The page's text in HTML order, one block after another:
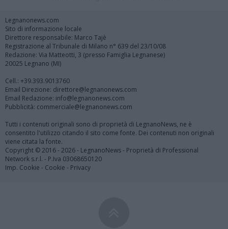
Legnanonews.com
Sito di informazione locale
Direttore responsabile: Marco Tajè
Registrazione al Tribunale di Milano n° 639 del 23/10/08
Redazione: Via Matteotti, 3 (presso Famiglia Legnanese)
20025 Legnano (MI)
Cell.: +39.393.9013760
Email Direzione: direttore@legnanonews.com
Email Redazione: info@legnanonews.com
Pubblicità: commerciale@legnanonews.com
Tutti i contenuti originali sono di proprietà di LegnanoNews, ne è
consentito l'utilizzo citando il sito come fonte. Dei contenuti non originali
viene citata la fonte.
Copyright © 2016 - 2026 - LegnanoNews - Proprietà di Professional
Network s.r.l. - P.Iva 03068650120
Imp. Cookie - Cookie - Privacy